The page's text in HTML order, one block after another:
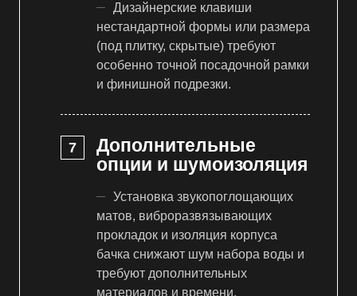
Дизайнерские клавиши
нестандартной формы или размера
(под плитку, скрытые) требуют
особенно точной посадочной рамки
и финишной подрезки.
Дополнительные
опции и шумоизоляция
Установка звукопоглощающих
матов, виброразвязывающих
прокладок и изоляция корпуса
бачка снижают шум набора воды и
требуют дополнительных
материалов и времени.